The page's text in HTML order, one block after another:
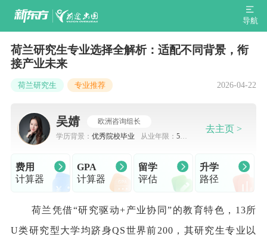
导航
荷兰研究生专业选择全解析：适配不同背景，衔
接产业未来
荷兰研究生 专业推荐 2026-04-22
吴婧
欧洲咨询组长
学历背景： 优秀院校毕业 从业年限： 5-7
去主页 >
费用
计算器
GPA
计算器
留学
评估
升学
路径
荷兰凭借“研究驱动+产业协同”的教育特色，13所
U类研究型大学均跻身QS世界前200，其研究生专业以